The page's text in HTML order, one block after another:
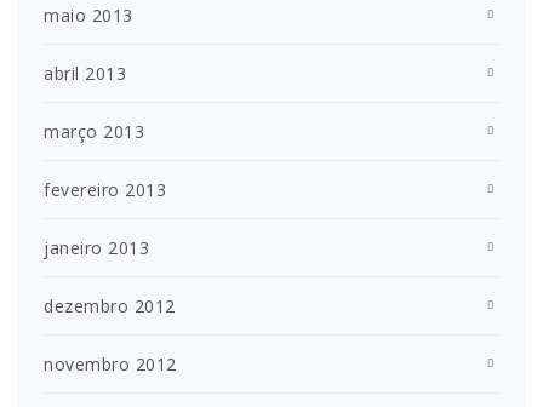
maio 2013
abril 2013
março 2013
fevereiro 2013
janeiro 2013
dezembro 2012
novembro 2012